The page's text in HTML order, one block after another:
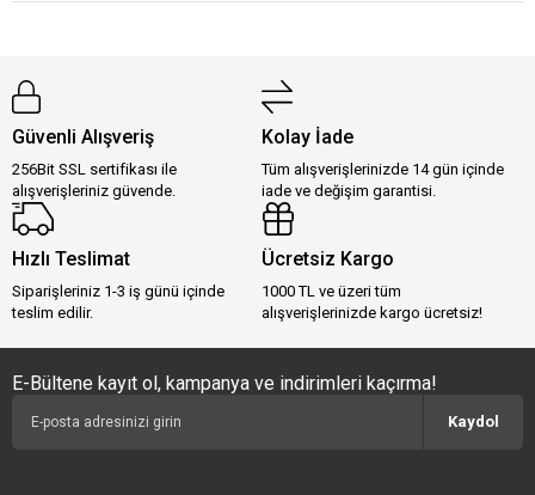
Güvenli Alışveriş
256Bit SSL sertifikası ile
alışverişleriniz güvende.
Kolay İade
Tüm alışverişlerinizde 14 gün içinde
iade ve değişim garantisi.
Hızlı Teslimat
Siparişleriniz 1-3 iş günü içinde
teslim edilir.
Ücretsiz Kargo
1000 TL ve üzeri tüm
alışverişlerinizde kargo ücretsiz!
E-Bültene kayıt ol, kampanya ve indirimleri kaçırma!
Kaydol